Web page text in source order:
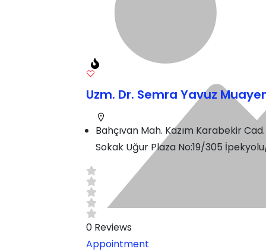
Uzm. Dr. Semra Yavuz
Bahçıvan Mah. Kazım Karabekir
Sokak Uğur Plaza No:19/305
0 Reviews
Appointment